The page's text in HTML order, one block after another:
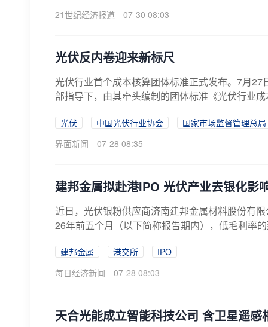
21世纪经济报道
07-30 08:03
光伏反内卷迎来新标尺
光伏行业首个成本核算团体标准正式发布。7月
部指导下，由其牵头编制的团体标准《光伏行业
光伏 中国光伏行业协会
国家市场监督管理总局
界面新闻
07-28 08:35
建邦金属拟赴港IPO 光伏产业去银化影
近日，光伏银粉供应商济南建邦金属材料股份有
26年前五个月（以下简称报告期内），低毛利率
建邦金属 港交所
IPO
每日经济新闻
07-28 08:03
天合光能成立智能科技公司 含卫星遥感